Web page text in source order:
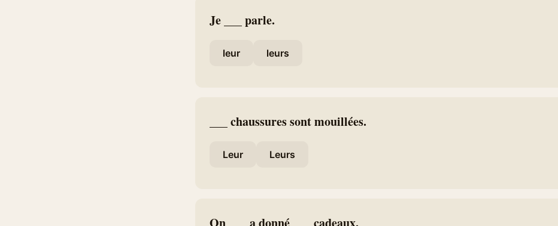
Je ___ parle.
leur leurs
___ chaussures sont mouillées.
Leur Leurs